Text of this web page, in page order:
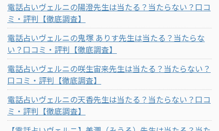
電話占いヴェルニの陽澄先生は当たる？当たらない？口コ
ミ・評判【徹底調査】
電話占いヴェルニの鬼塚 ありす先生は当たる？当たらな
い？口コミ・評判【徹底調査】
電話占いヴェルニの咲生宙来先生は当たる？当たらない？
口コミ・評判【徹底調査】
電話占いヴェルニの天香先生は当たる？当たらない？口コ
ミ・評判【徹底調査】